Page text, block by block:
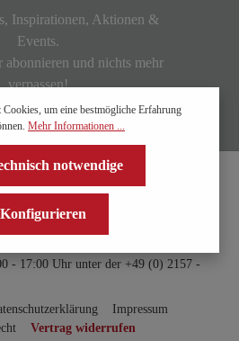
Inspirationen, Aktionen &
Events.
abonnieren und nichts mehr
verpassen!
- 17:00 Uhr unter der +49 (0) 2157 -
Impressum
Vertrag widerrufen
Cookies, um eine bestmögliche Erfahrung
Mehr Informationen ...
notwendige
Konfigurieren